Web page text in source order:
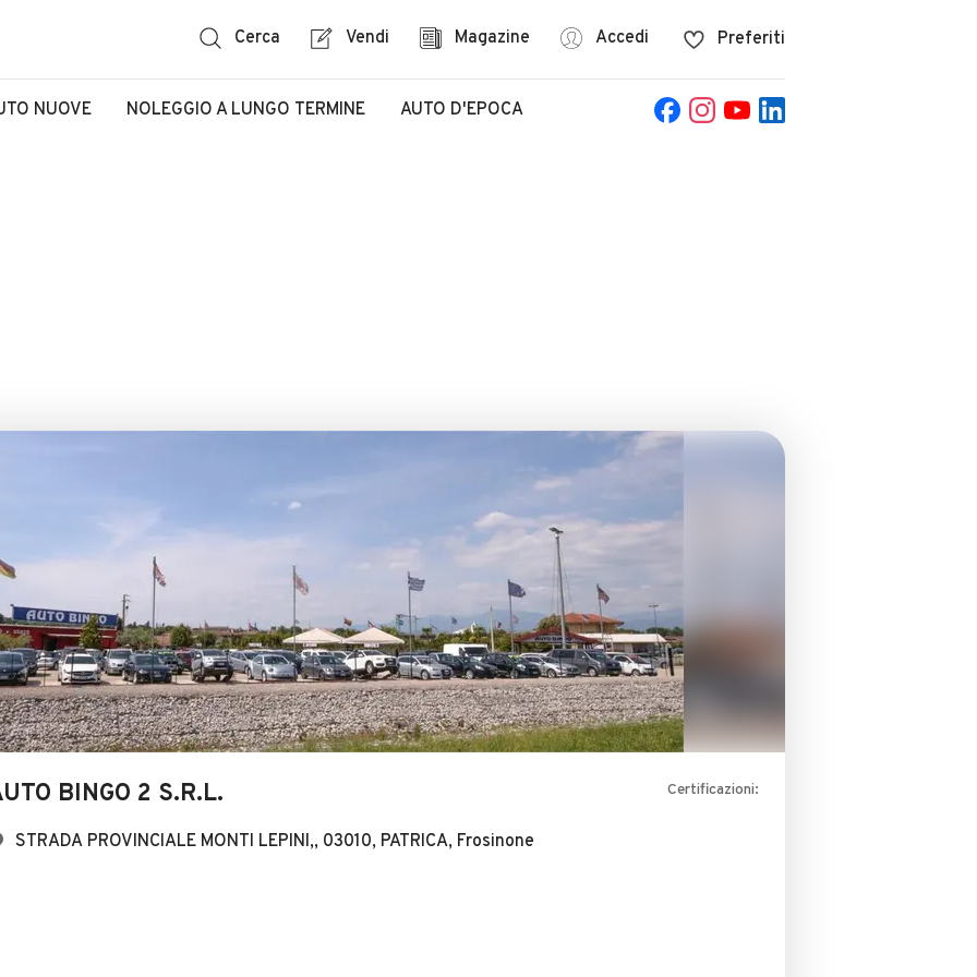
Cerca Vendi Magazine Accedi Preferiti
NUOVE NOLEGGIO A LUNGO TERMINE AUTO D'EPOCA
BINGO 2 S.R.L. Certificazioni:
STRADA PROVINCIALE MONTI LEPINI,, 03010, PATRICA, Frosinone